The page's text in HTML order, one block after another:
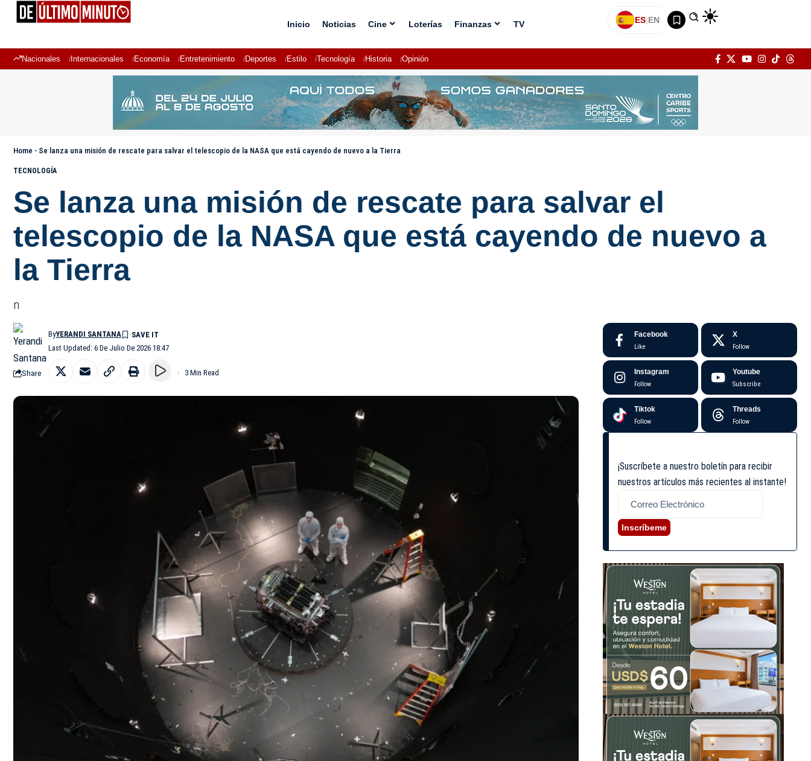
Inicio Noticias Cine Loterías Finanzas TV ES|EN
Nacionales Internacionales Economía Entretenimiento Deportes Estilo Tecnología Historia Opinión
Home - Se lanza una misión de rescate para salvar el telescopio de la NASA que está cayendo de nuevo a la Tierra
TECNOLOGÍA
Se lanza una misión de rescate para salvar el
telescopio de la NASA que está cayendo de nuevo a
la Tierra
n
Last Updated: 6 De Julio De 2026 18:47
ByYERANDI SANTANA
Share 3 Min Read
Facebook
Like
X
Follow
Instagram
Follow
Youtube
Subscribe
Tiktok
Follow
Threads
Follow
¡Suscríbete a nuestro boletín para recibir
nuestros artículos más recientes al instante!
Inscríbeme